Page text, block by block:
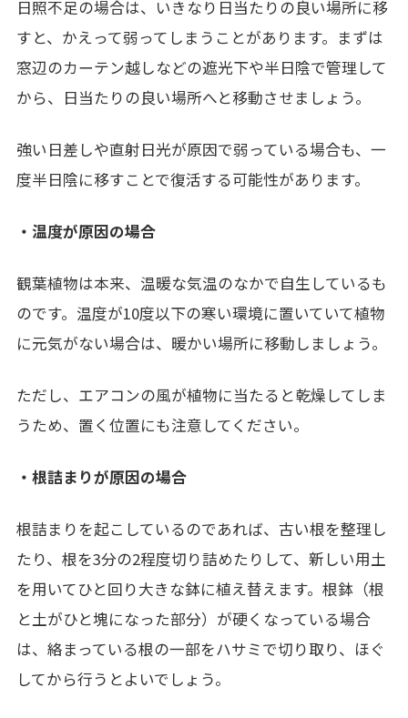
日照不足の場合は、いきなり日当たりの良い場所に移
すと、かえって弱ってしまうことがあります。まずは
窓辺のカーテン越しなどの遮光下や半日陰で管理して
から、日当たりの良い場所へと移動させましょう。
強い日差しや直射日光が原因で弱っている場合も、一
度半日陰に移すことで復活する可能性があります。
・温度が原因の場合
観葉植物は本来、温暖な気温のなかで自生しているも
のです。温度が10度以下の寒い環境に置いていて植物
に元気がない場合は、暖かい場所に移動しましょう。
ただし、エアコンの風が植物に当たると乾燥してしま
うため、置く位置にも注意してください。
・根詰まりが原因の場合
根詰まりを起こしているのであれば、古い根を整理し
たり、根を3分の2程度切り詰めたりして、新しい用土
を用いてひと回り大きな鉢に植え替えます。 根鉢（根
と土がひと塊になった部分）が硬くなっている場合
は、絡まっている根の一部をハサミで切り取り、ほぐ
してから行うとよいでしょう。